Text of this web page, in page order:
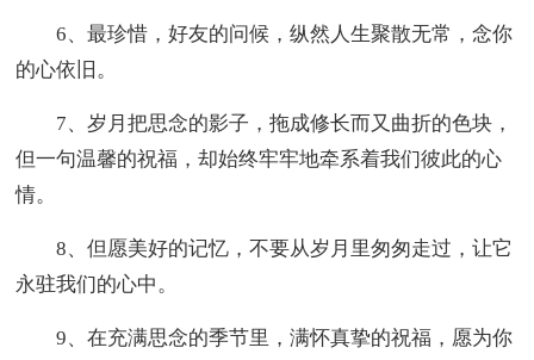
6、最珍惜，好友的问候，纵然人生聚散无常，念你
的心依旧。
7、岁月把思念的影子，拖成修长而又曲折的色块，
但一句温馨的祝福，却始终牢牢地牵系着我们彼此的心
情。
8、但愿美好的记忆，不要从岁月里匆匆走过，让它
永驻我们的心中。
9、在充满思念的季节里，满怀真挚的祝福，愿为你